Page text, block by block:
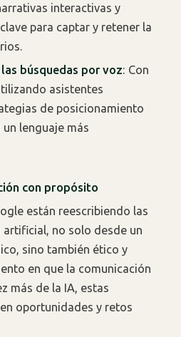
interactivas y
para captar y retener la
las búsquedas por voz: Con
asistentes
de posicionamiento
lenguaje más
con propósito
están reescribiendo las
no solo desde un
sino también ético y
en que la comunicación
más de la IA, estas
oportunidades y retos